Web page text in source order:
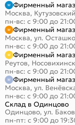
Фирменный
Москва,
пн-вс: с 9:00 до
Фирменный
Москва, ул.
пн-вс: с 9:00 до
Фирменный
Реутов,
пн-вс: с 9:00 до
Фирменный
Москва, ул.
пн-вс: с 9:00 до
Склад в Одинцово
Одинцово, ул.
пн-пт: с 9:00 до